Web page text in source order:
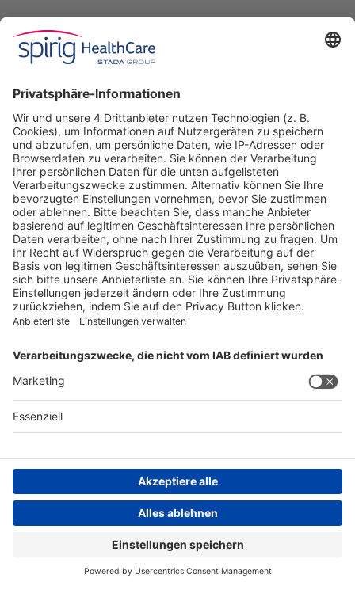
Industriestrasse 30
CH-4622 Egerkingen
Tel. +41 62 388 85 00
info@spirig-healthcare.ch
Pharmakovigilanz
Für Meldungen von unerwünschten Arzneimittelwirkungen zu
einem Medikament von Spirig HealthCare AG
Tel. +41 62 388 85 88
pharmacovigilance@spirig-healthcare.ch
FOLGEN SIE UNS
AGB
Datenschutzhinweis
Compliance